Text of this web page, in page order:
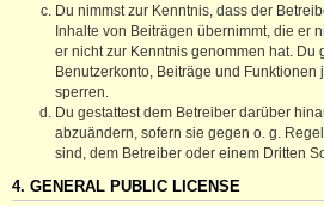
Du nimmst zur Kenntnis, dass der
Inhalte von Beiträgen übernimmt, die er
er nicht zur Kenntnis genommen hat. Du
Benutzerkonto, Beiträge und Funktionen
sperren.
Du gestattest dem Betreiber darüber
abzuändern, sofern sie gegen o. g.
sind, dem Betreiber oder einem Dritten
4. GENERAL PUBLIC LICENSE